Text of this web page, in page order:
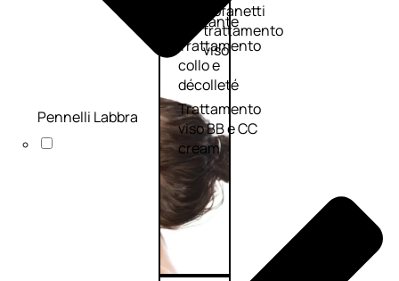
idratante
Trattamento
collo e
décolleté
Trattamento
viso BB e CC
cream
Cofanetti
trattamento
viso
Pennelli Labbra